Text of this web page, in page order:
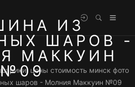
ИЗ
ШАРОВ -
МАККУИН
№09цены стоимость минск фото
шаров - Молния Маккуин №09